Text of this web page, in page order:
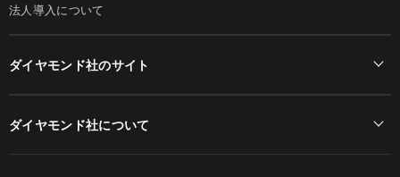
法人導入について
ダイヤモンド社のサイト
ダイヤモンド社について